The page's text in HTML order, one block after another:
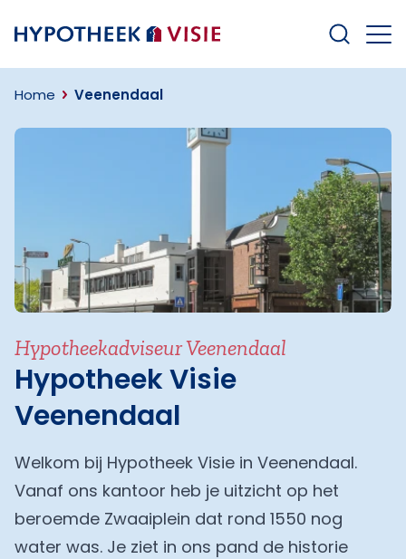
Terug naar home
Home Veenendaal
Hypotheekadviseur Veenendaal
Hypotheek Visie
Veenendaal
Welkom bij Hypotheek Visie in Veenendaal.
Vanaf ons kantoor heb je uitzicht op het
beroemde Zwaaiplein dat rond 1550 nog
water was. Je ziet in ons pand de historie